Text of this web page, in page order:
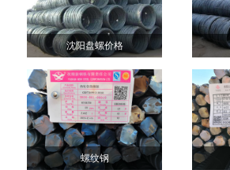
沈阳盘螺价格
螺纹钢